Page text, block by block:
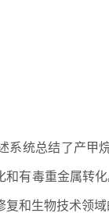
系统总结了产甲
和有毒重金属转
复和生物技术领域